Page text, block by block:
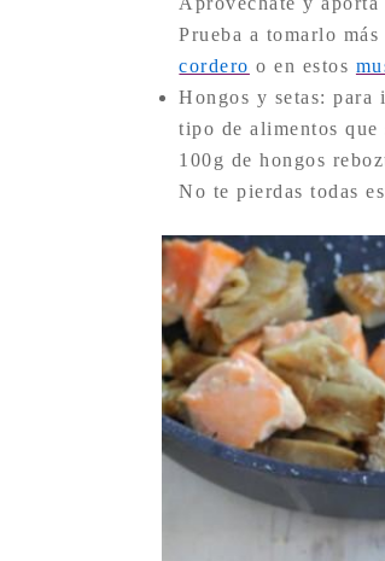
Prueba a tomarlo
cordero o en estos
Hongos y setas: para
tipo de alimentos
100g de hongos
No te pierdas todas